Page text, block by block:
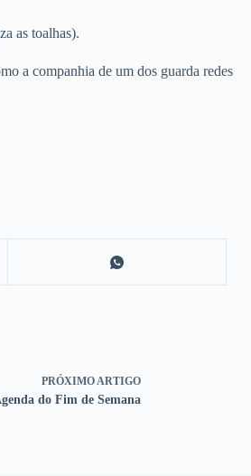
as toalhas).
a companhia de um dos guarda redes
PRÓXIMO ARTIGO
do Fim de Semana